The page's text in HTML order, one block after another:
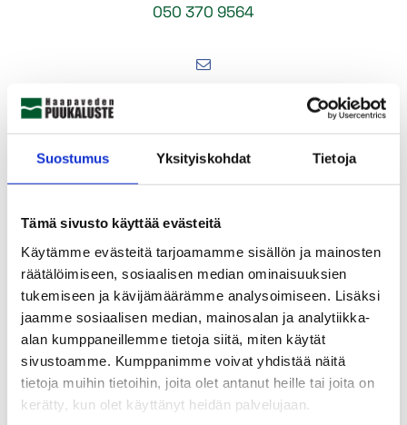
Suostumus Yksityiskohdat Tietoja
Tämä sivusto käyttää evästeitä
Käytämme evästeitä tarjoamamme sisällön ja mainosten
räätälöimiseen, sosiaalisen median ominaisuuksien
tukemiseen ja kävijämäärämme analysoimiseen. Lisäksi
jaamme sosiaalisen median, mainosalan ja analytiikka-
alan kumppaneillemme tietoja siitä, miten käytät
sivustoamme. Kumppanimme voivat yhdistää näitä
tietoja muihin tietoihin, joita olet antanut heille tai joita on
kerätty, kun olet käyttänyt heidän palvelujaan.
050 370 9564
Matias Salmikangas